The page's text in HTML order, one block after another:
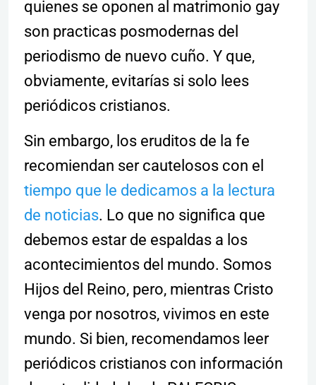
quienes se oponen al matrimonio gay
son practicas posmodernas del
periodismo de nuevo cuño. Y que,
obviamente, evitarías si solo lees
periódicos cristianos.
Sin embargo, los eruditos de la fe
recomiendan ser cautelosos con el
tiempo que le dedicamos a la lectura
de noticias. Lo que no significa que
debemos estar de espaldas a los
acontecimientos del mundo. Somos
Hijos del Reino, pero, mientras Cristo
venga por nosotros, vivimos en este
mundo. Si bien, recomendamos leer
periódicos cristianos con información